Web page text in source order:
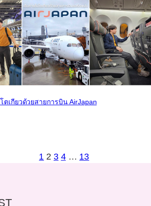
ตเกียวด้วยสายการบิน AirJapan
1 2 3 4 … 13